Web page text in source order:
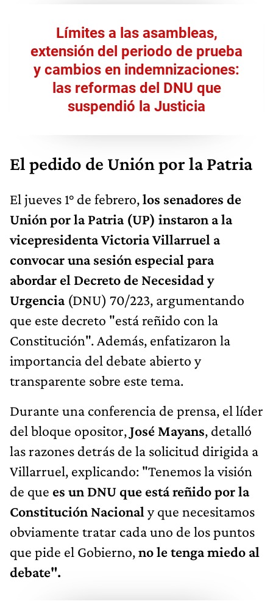
Límites a las asambleas,
extensión del periodo de prueba
y cambios en indemnizaciones:
las reformas del DNU que
suspendió la Justicia
El pedido de Unión por la Patria
El jueves 1° de febrero,los senadores de
Unión por la Patria (UP) instaron a la
vicepresidenta Victoria Villarruel a
convocar una sesión especial para
abordar el Decreto de Necesidad y
Urgencia(DNU) 70/223, argumentando
que este decreto "está reñido con la
Constitución". Además, enfatizaron la
importancia del debate abierto y
transparente sobre este tema.
Durante una conferencia de prensa, el líder
del bloque opositor,José Mayans, detalló
las razones detrás de la solicitud dirigida a
Villarruel, explicando: "Tenemos la visión
de que es un DNU que está reñido por la
Constitución Nacional y que necesitamos
obviamente tratar cada uno de los puntos
que pide el Gobierno,no le tenga miedo al
debate".